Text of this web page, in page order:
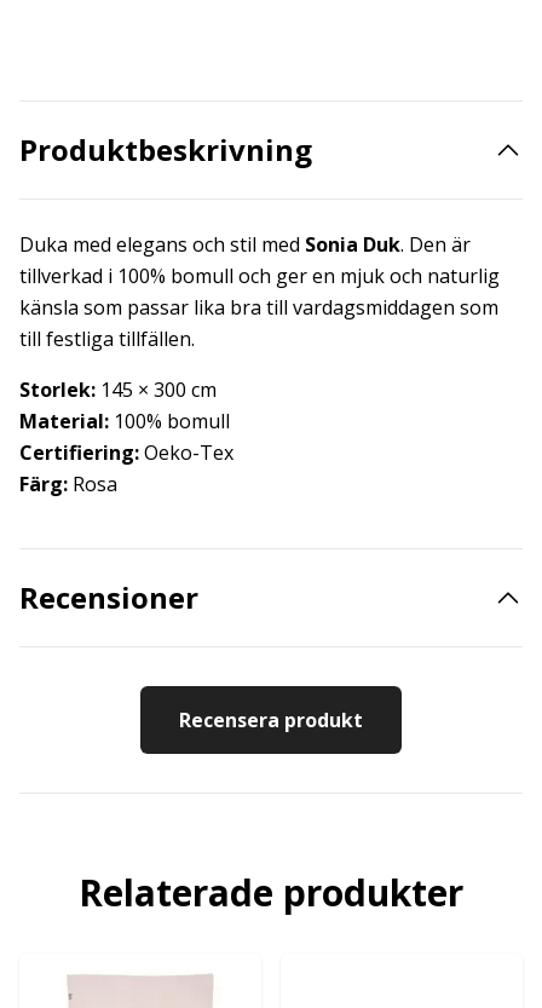
Produktbeskrivning
Duka med elegans och stil med Sonia Duk. Den är
tillverkad i 100% bomull och ger en mjuk och naturlig
känsla som passar lika bra till vardagsmiddagen som
till festliga tillfällen.
Storlek: 145 × 300 cm
Material: 100% bomull
Certifiering:Oeko-Tex
Färg: Rosa
Recensioner
Recensera produkt
Relaterade produkter